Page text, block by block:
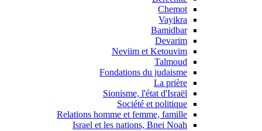
Chemot
Vayikra
Bamidbar
Devarim
Neviim et Ketouvim
Talmoud
Fondations du judaisme
La prière
Sionisme, l'état d'Israël
Société et politique
Relations homme et femme, famille
Israel et les nations, Bnei Noah